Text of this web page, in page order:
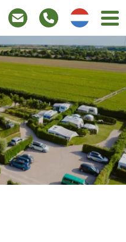
Tel:
+31(0)
111
671
726
Deutsch